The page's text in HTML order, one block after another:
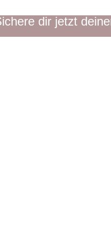
dir jetzt